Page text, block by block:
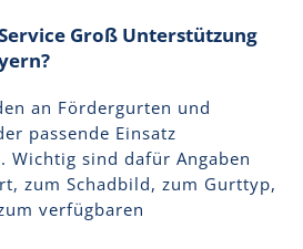
Groß Unterstützung
an Fördergurten und
passende Einsatz
Wichtig sind dafür Angaben
zum Schadbild, zum Gurttyp,
verfügbaren